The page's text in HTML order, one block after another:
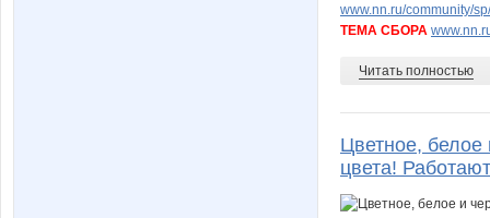
www.nn.ru/community/
ТЕМА СБОРА
Читать полностью
Цветное,
цвета!